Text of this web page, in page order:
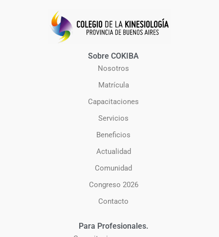
Sobre COKIBA
Nosotros
Matrícula
Capacitaciones
Servicios
Beneficios
Actualidad
Comunidad
Congreso 2026
Contacto
Para Profesionales.